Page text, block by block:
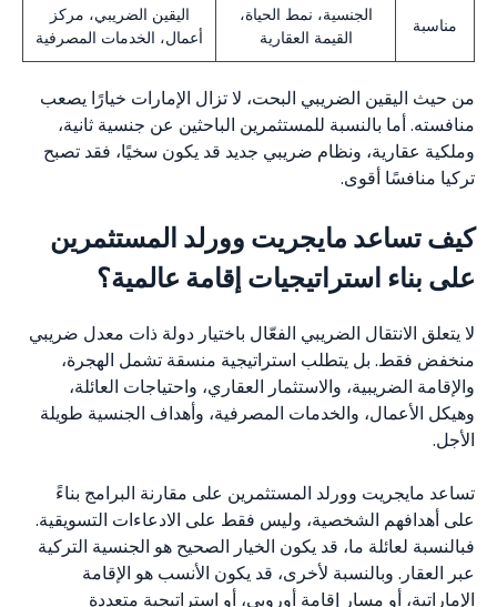
مناسبة
الجنسية، نمط الحياة،
القيمة العقارية
اليقين الضريبي، مركز
أعمال، الخدمات المصرفية
من حيث اليقين الضريبي البحت، لا تزال الإمارات خيارًا يصعب
منافسته. أما بالنسبة للمستثمرين الباحثين عن جنسية ثانية،
وملكية عقارية، ونظام ضريبي جديد قد يكون سخيًا، فقد تصبح
تركيا منافسًا أقوى.
كيف تساعد مايجريت وورلد المستثمرين
على بناء استراتيجيات إقامة عالمية؟
لا يتعلق الانتقال الضريبي الفعّال باختيار دولة ذات معدل ضريبي
منخفض فقط. بل يتطلب استراتيجية منسقة تشمل الهجرة،
والإقامة الضريبية، والاستثمار العقاري، واحتياجات العائلة،
وهيكل الأعمال، والخدمات المصرفية، وأهداف الجنسية طويلة
الأجل.
تساعد مايجريت وورلد المستثمرين على مقارنة البرامج بناءً
على أهدافهم الشخصية، وليس فقط على الادعاءات التسويقية.
فبالنسبة لعائلة ما، قد يكون الخيار الصحيح هو الجنسية التركية
عبر العقار. وبالنسبة لأخرى، قد يكون الأنسب هو الإقامة
الإماراتية، أو مسار إقامة أوروبي، أو استراتيجية متعددة